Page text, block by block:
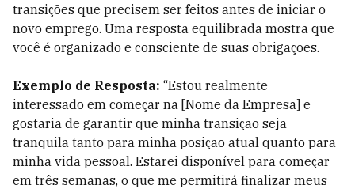
transições que precisem ser feitos antes de iniciar o
novo emprego. Uma resposta equilibrada mostra que
você é organizado e consciente de suas obrigações.
Exemplo de Resposta: “Estou realmente
interessado em começar na [Nome da Empresa] e
gostaria de garantir que minha transição seja
tranquila tanto para minha posição atual quanto para
minha vida pessoal. Estarei disponível para começar
em três semanas, o que me permitirá finalizar meus